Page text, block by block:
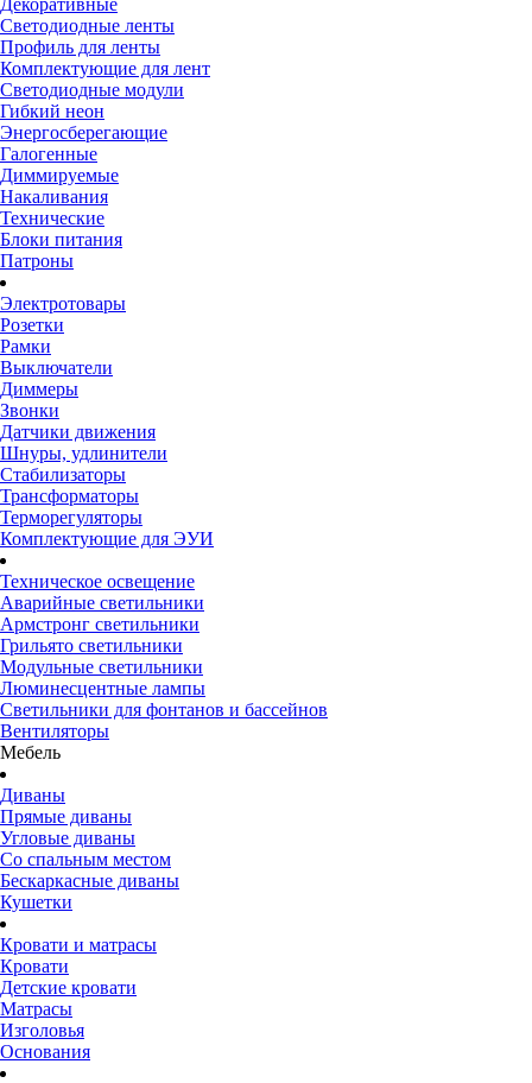
Декоративные
Светодиодные ленты
Профиль для ленты
Комплектующие для лент
Светодиодные модули
Гибкий неон
Энергосберегающие
Галогенные
Диммируемые
Накаливания
Технические
Блоки питания
Патроны
Электротовары
Розетки
Рамки
Выключатели
Диммеры
Звонки
Датчики движения
Шнуры, удлинители
Стабилизаторы
Трансформаторы
Терморегуляторы
Комплектующие для ЭУИ
Техническое освещение
Аварийные светильники
Армстронг светильники
Грильято светильники
Модульные светильники
Люминесцентные лампы
Светильники для фонтанов и бассейнов
Вентиляторы
Мебель
Диваны
Прямые диваны
Угловые диваны
Со спальным местом
Бескаркасные диваны
Кушетки
Кровати и матрасы
Кровати
Детские кровати
Матрасы
Изголовья
Основания